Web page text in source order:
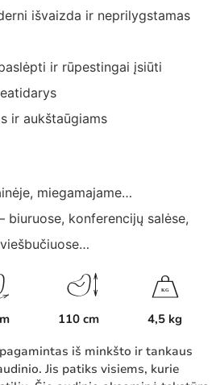
išvaizda ir neprilygstamas
ir rūpestingai įsiūti
ir aukštaūgiams
miegamajame…
biuruose, konferencijų salėse,
110 cm
KG
4,5 kg
iš minkšto ir tankaus
Jis patiks visiems, kurie